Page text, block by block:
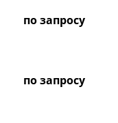
по запросу
по запросу